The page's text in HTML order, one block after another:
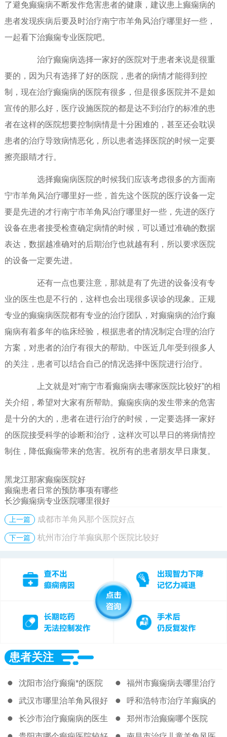
了避免癫痫病不断发作危害患者的健康，建议患上癫痫病的
患者发现疾病后要及时治疗南宁市羊角风治疗哪里好一些，
一起看下治癫痫专业医院吧。
治疗癫痫病选择一家好的医院对于患者来说是很重
要的，因为只有选择了好的医院，患者的病情才能得到控
制，现在治疗癫痫病的医院有很多，但是很多医院并不是如
宣传的那么好，医疗设施医院的都是达不到治疗的标准的患
者在这样的医院想要控制病情是十分困难的，甚至还会耽误
患者的治疗导致病情恶化，所以患者选择医院的时候一定要
擦亮眼睛才行。
选择癫痫病医院的时候我们应该考虑很多的方面南
宁市羊角风治疗哪里好一些，首先这个医院的医疗设备一定
要是先进的才行南宁市羊角风治疗哪里好一些，先进的医疗
设备在患者接受检查确定病情的时候，可以通过准确的数据
表达，数据越准确对的后期治疗也就越有利，所以要求医院
的设备一定要先进。
还有一点也要注意，那就是有了先进的设备没有专
业的医生也是不行的，这样也会出现很多误诊的现象。正规
专业的癫痫病医院都有专业的治疗团队，对癫痫病的治疗癫
痫病有着多年的临床经验，根据患者的情况制定合理的治疗
方案，对患者的治疗有很大的帮助。中医近几年受到很多人
的关注，患者可以结合自己的情况选择中医院进行治疗。
上文就是对“南宁市看癫痫病去哪家医院比较好”的相
关介绍，希望对大家有所帮助。癫痫疾病的发生带来的危害
是十分的大的，患者在进行治疗的时候，一定要选择一家好
的医院接受科学的诊断和治疗，这样次可以早日的将病情控
制住，降低癫痫带来的危害。祝所有的患者朋友早日康复。
黑龙江那家癫痫医院好
癫痫患者日常的预防事项有哪些
长沙癫痫病专业医院哪里很好
上一篇 成都市羊角风那个医院好点
下一篇 杭州市治疗羊癫疯那个医院比较好
患者关注
沈阳市治疗癫痫*的医院 福州市癫痫病去哪里治疗
好
武汉市哪里治羊角风很好 呼和浩特市治疗羊癫疯的
著名医院
长沙市治疗癫痫病的医生 郑州市治癫痫哪个医院